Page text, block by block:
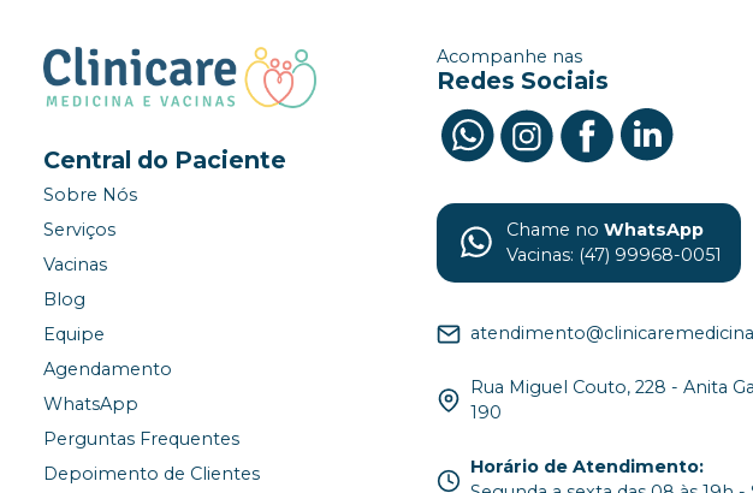
Central do Paciente
Sobre Nós
Serviços
Vacinas
Blog
Equipe
Agendamento
WhatsApp
Perguntas Frequentes
Depoimento de Clientes
Acompanhe nas
Redes Sociais
Chame no WhatsApp
Vacinas: (47) 99968-0051
Rua Miguel Couto, 228 - Anita
190
Horário de Atendimento: